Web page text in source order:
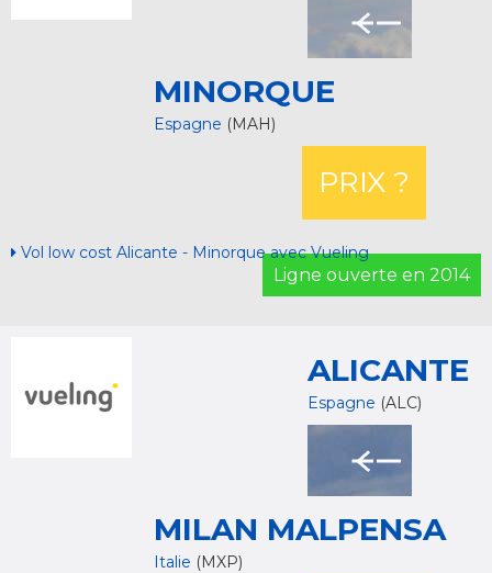
MINORQUE
Espagne (MAH)
PRIX ?
Vol low cost Alicante - Minorque avec Vueling
Ligne ouverte en 2014
ALICANTE
Espagne (ALC)
MILAN MALPENSA
Italie (MXP)